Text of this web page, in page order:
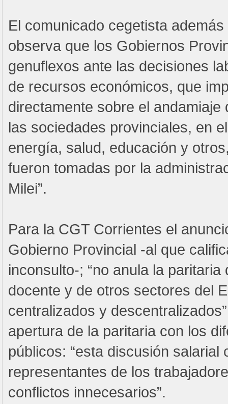
El comunicado cegetista
observa que los Gobiernos
genuflexos ante las decisiones
de recursos económicos, que
directamente sobre el andamiaje
las sociedades provinciales, en
energía, salud, educación y
fueron tomadas por la
Milei”.
Para la CGT Corrientes el
Gobierno Provincial -al que
inconsulto-; “no anula la paritaria
docente y de otros sectores del
centralizados y
apertura de la paritaria con los
públicos: “esta discusión salarial
representantes de los
conflictos innecesarios”.